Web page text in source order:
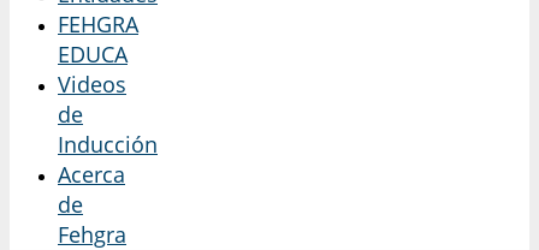
FEHGRA
EDUCA
Videos
de
Inducción
Acerca
de
Fehgra